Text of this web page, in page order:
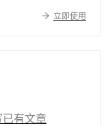
立即使用
已有文章